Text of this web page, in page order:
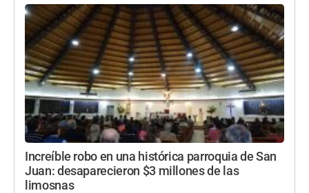
Increíble robo en una histórica parroquia de San
Juan: desaparecieron $3 millones de las
limosnas